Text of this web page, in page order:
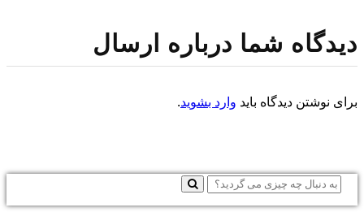
دیدگاه شما درباره ارسال
برای نوشتن دیدگاه باید وارد بشوید.